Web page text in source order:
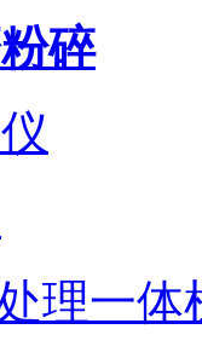
碎
理一体